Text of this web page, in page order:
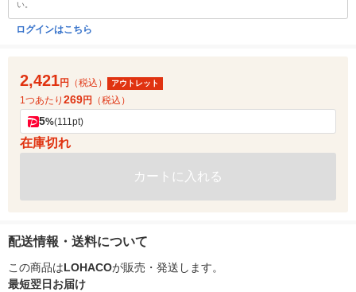
い。
ログインはこちら
2,421円 （税込） アウトレット
1つあたり 269円 （税込）
5%(111pt)
在庫切れ
カートに入れる
配送情報・送料について
この商品はLOHACOが販売・発送します。
最短翌日お届け